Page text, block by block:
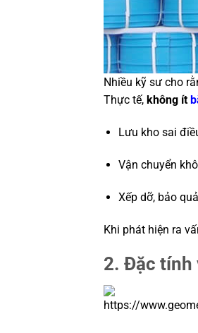
Nhiều kỹ sư cho
Thực tế, không ít
Lưu kho sai
Vận chuyển
Xếp dỡ, bảo
Khi phát hiện ra
2. Đặc tính